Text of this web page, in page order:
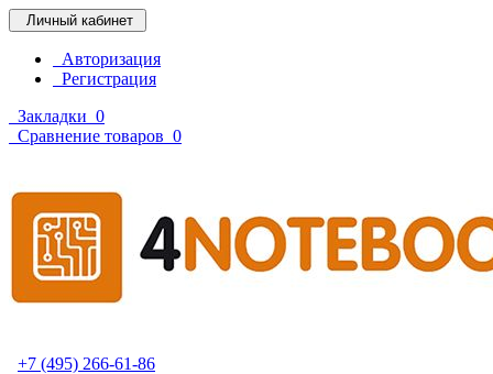
Личный кабинет
Авторизация
Регистрация
Закладки 0
Сравнение товаров 0
+7 (495) 266-61-86